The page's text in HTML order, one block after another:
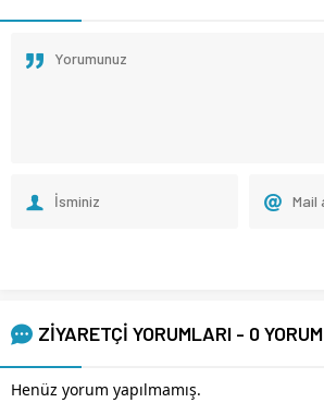
ZİYARETÇİ YORUMLARI - 0 YORUM
Henüz yorum yapılmamış.